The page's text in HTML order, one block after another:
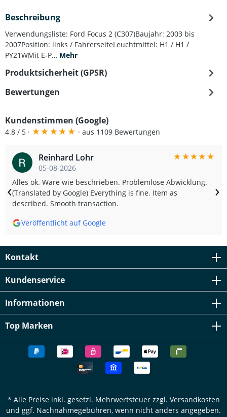
Beschreibung
Verwendungsliste: Ford Focus 2 (C307)Baujahr: 2003 bis
2007Position: links / FahrerseiteLeuchtmittel: H1 / H1 /
PY21WMit E-P… Mehr
Produktsicherheit (GPSR)
Bewertungen
Kundenstimmen (Google)
4.8 / 5 · ★★★★★ · aus 1109 Bewertungen
Reinhard Lohr
05-08-2026
★★★★★
Alles ok. Ware wie beschrieben. Problemlose Abwicklung.
(Translated by Google) Everything is fine. Item as
described. Smooth transaction.
Veröffentlicht auf Google
‹ ›
Kontakt
Kundenservice
Informationen
Top Marken
* Alle Preise inkl. gesetzl. Mehrwertsteuer zzgl. Versandkosten
und ggf. Nachnahmegebühren, wenn nicht anders angegeben.